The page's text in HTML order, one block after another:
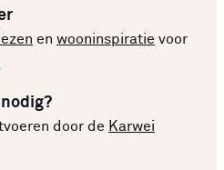
van dit moment voor je
makkelijk de
om een goede keuze te
hoogte bent van de
en wooninspiratie voor
door de Karwei